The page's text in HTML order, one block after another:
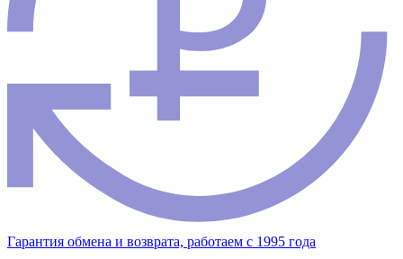
Гарантия обмена и возврата, работаем с 1995 года